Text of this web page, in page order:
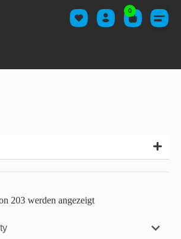
0
203 werden angezeigt